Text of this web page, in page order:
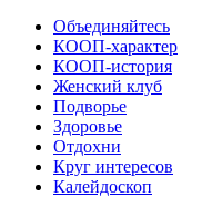
Объединяйтесь
КООП-характер
КООП-история
Женский клуб
Подворье
Здоровье
Отдохни
Круг интересов
Калейдоскоп